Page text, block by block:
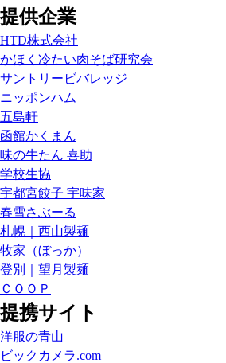
提供企業
HTD株式会社
かほく冷たい肉そば研究会
サントリービバレッジ
ニッポンハム
五島軒
函館かくまん
味の牛たん 喜助
学校生協
宇都宮餃子 宇味家
春雪さぶーる
札幌｜西山製麺
牧家（ぼっか）
登別｜望月製麺
ＣＯＯＰ
提携サイト
洋服の青山
ビックカメラ.com